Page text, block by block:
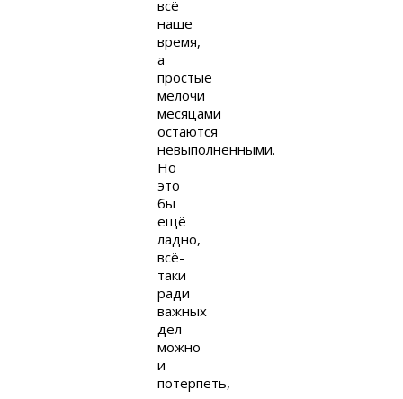
всё
наше
время,
а
простые
мелочи
месяцами
остаются
невыполненными.
Но
это
бы
ещё
ладно,
всё-
таки
ради
важных
дел
можно
и
потерпеть,